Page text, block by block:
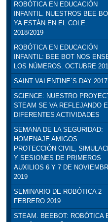
ROBÓTICA EN EDUCACIÓN
INFANTIL. NUESTROS BEE
YA ESTÁN EN EL COLE.
2018/2019
ROBÓTICA EN EDUCACIÓN
INFANTIL: BEE BOT NOS
LOS NÚMEROS. OCTUBRE
SAINT VALENTINE´S DAY 2017
SCIENCE: NUESTRO
STEAM SE VA REFLEJANDO
DIFERENTES ACTIVIDADES
SEMANA DE LA SEGURIDAD:
HOMENAJE AMIGOS
PROTECCIÓN CIVIL,
Y SESIONES DE PRIMEROS
AUXILIOS 6 Y 7 DE
2019
SEMINARIO DE ROBÓTICA 2
FEBRERO 2019
STEAM. BEEBOT: ROBÓTICA